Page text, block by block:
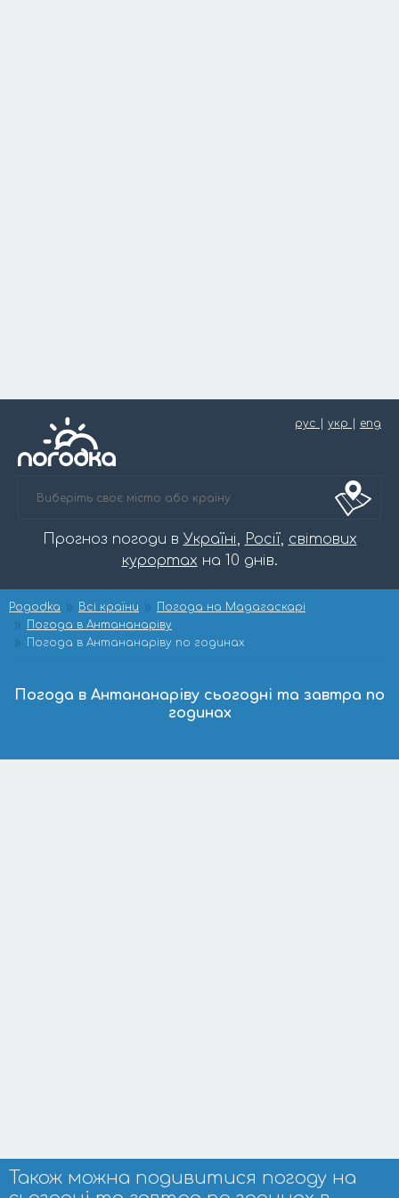
рус укр eng
Прогноз погоди в Україні, Росії, світових
курортах на 10 днів.
Pogodka Всі країни
Погода на Мадагаскарі
Погода в Антананаріву
Погода в Антананаріву по годинах
Погода в Антананаріву сьогодні та завтра по
годинах
Також можна подивитися погоду на